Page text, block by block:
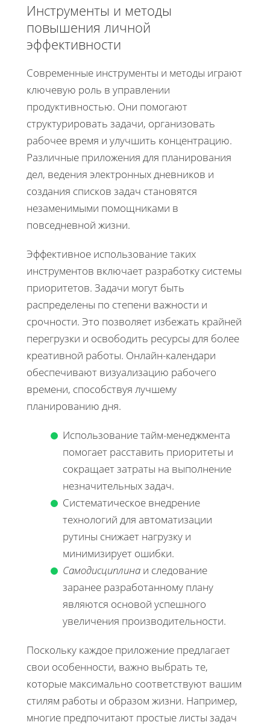
Инструменты и методы
повышения личной
эффективности
Современные инструменты и методы играют
ключевую роль в управлении
продуктивностью. Они помогают
структурировать задачи, организовать
рабочее время и улучшить концентрацию.
Различные приложения для планирования
дел, ведения электронных дневников и
создания списков задач становятся
незаменимыми помощниками в
повседневной жизни.
Эффективное использование таких
инструментов включает разработку системы
приоритетов. Задачи могут быть
распределены по степени важности и
срочности. Это позволяет избежать крайней
перегрузки и освободить ресурсы для более
креативной работы. Онлайн-календари
обеспечивают визуализацию рабочего
времени, способствуя лучшему
планированию дня.
Использование тайм-менеджмента
помогает расставить приоритеты и
сокращает затраты на выполнение
незначительных задач.
Систематическое внедрение
технологий для автоматизации
рутины снижает нагрузку и
минимизирует ошибки.
Самодисциплина и следование
заранее разработанному плану
являются основой успешного
увеличения производительности.
Поскольку каждое приложение предлагает
свои особенности, важно выбрать те,
которые максимально соответствуют вашим
стилям работы и образом жизни. Например,
многие предпочитают простые листы задач